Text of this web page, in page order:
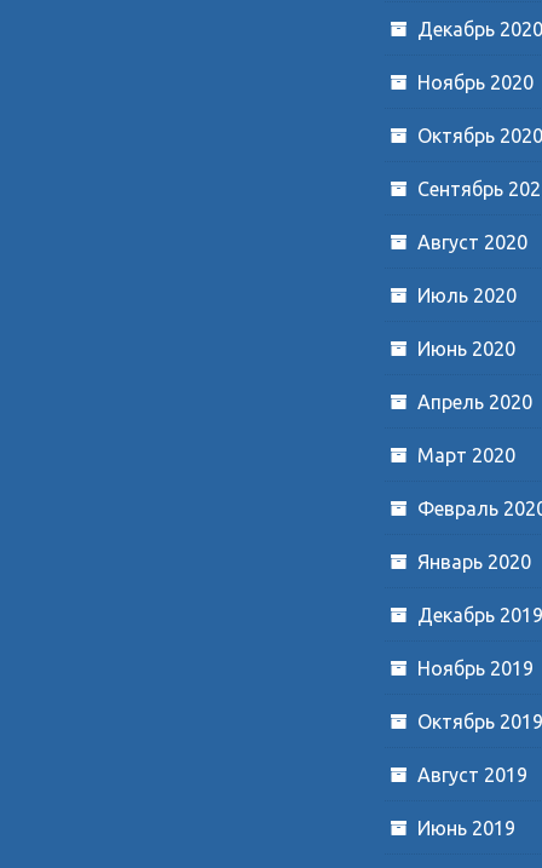
Декабрь 2020
Ноябрь 2020
Октябрь 2020
Сентябрь
Август 2020
Июль 2020
Июнь 2020
Апрель 2020
Март 2020
Февраль
Январь 2020
Декабрь 2019
Ноябрь 2019
Октябрь 2019
Август 2019
Июнь 2019